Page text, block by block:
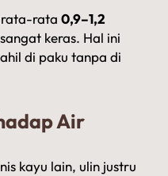
rata-rata 0,9–1,2
keras. Hal ini
di paku tanpa di
Air
kayu lain, ulin justru